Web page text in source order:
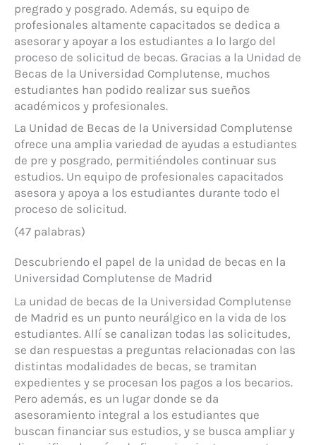
pregrado y posgrado. Además, su equipo de
profesionales altamente capacitados se dedica a
asesorar y apoyar a los estudiantes a lo largo del
proceso de solicitud de becas. Gracias a la Unidad de
Becas de la Universidad Complutense, muchos
estudiantes han podido realizar sus sueños
académicos y profesionales.
La Unidad de Becas de la Universidad Complutense
ofrece una amplia variedad de ayudas a estudiantes
de pre y posgrado, permitiéndoles continuar sus
estudios. Un equipo de profesionales capacitados
asesora y apoya a los estudiantes durante todo el
proceso de solicitud.
(47 palabras)
Descubriendo el papel de la unidad de becas en la
Universidad Complutense de Madrid
La unidad de becas de la Universidad Complutense
de Madrid es un punto neurálgico en la vida de los
estudiantes. Allí se canalizan todas las solicitudes,
se dan respuestas a preguntas relacionadas con las
distintas modalidades de becas, se tramitan
expedientes y se procesan los pagos a los becarios.
Pero además, es un lugar donde se da
asesoramiento integral a los estudiantes que
buscan financiar sus estudios, y se busca ampliar y